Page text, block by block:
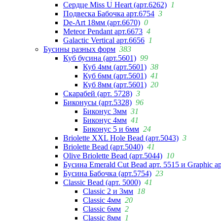
Сердце Miss U Heart (арт.6262) 1
Подвеска Бабочка арт.6754 3
De-Art 18мм (арт.6670) 0
Meteor Pendant арт.6673 4
Galactic Vertical арт.6656 1
Бусины разных форм 383
Куб бусина (арт.5601) 99
Куб 4мм (арт.5601) 38
Куб 6мм (арт.5601) 41
Куб 8мм (арт.5601) 20
Скарабей (арт. 5728) 3
Биконусы (арт.5328) 96
Биконус 3мм 31
Биконус 4мм 41
Биконус 5 и 6мм 24
Briolette XXL Hole Bead (арт.5043) 3
Briolette Bead (арт.5040) 41
Olive Briolette Bead (арт.5044) 10
Бусина Emerald Cut Bead арт. 5515 и Graphic
Бусина Бабочка (арт.5754) 23
Classic Bead (арт. 5000) 41
Classic 2 и 3мм 18
Classic 4мм 20
Classic 6мм 2
Classic 8мм 1